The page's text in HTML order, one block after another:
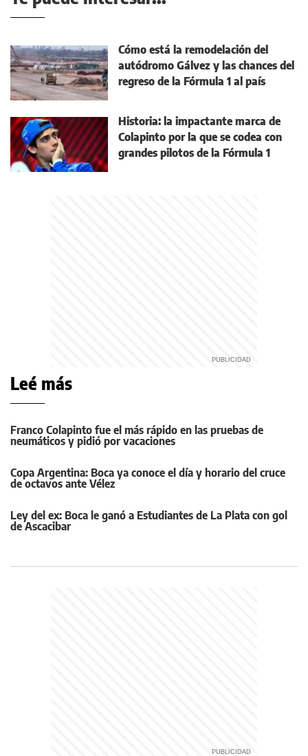
Cómo está la remodelación del
autódromo Gálvez y las chances del
regreso de la Fórmula 1 al país
Historia: la impactante marca de
Colapinto por la que se codea con
grandes pilotos de la Fórmula 1
Leé más
Franco Colapinto fue el más rápido en las pruebas de
neumáticos y pidió por vacaciones
Copa Argentina: Boca ya conoce el día y horario del cruce
de octavos ante Vélez
Ley del ex: Boca le ganó a Estudiantes de La Plata con gol
de Ascacibar